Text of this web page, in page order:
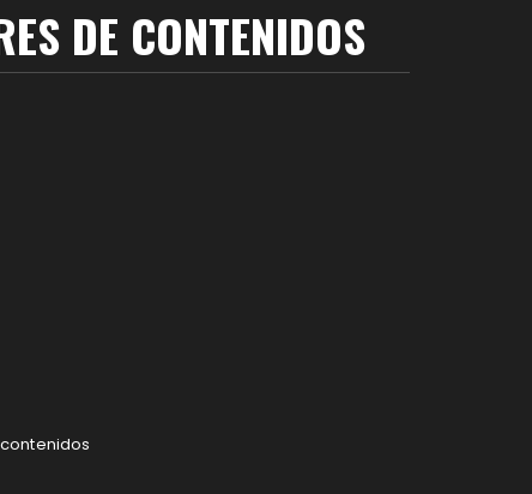
DE CONTENIDOS